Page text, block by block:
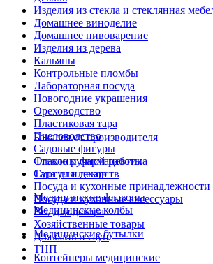
Изделия из стекла и стеклянная
Домашнее виноделие
Домашнее пивоварение
Изделия из дерева
Кальяны
Контрольные пломбы
Лабораторная посуда
Новогодние украшения
Ореховодство
Пластиковая тара
Пчеловодство
Садовые фигуры
Стекло ручной работы
Сургуч и декор
Посуда и кухонные принадлежности
Посуда и кухонные аксессуары
Все для декора
Хозяйственные товары
Для бань и саун
ТНП
Бакалея от производителя
Флаконы фармацевтика
Тара для лекарств
Медицинские флаконы
Медицинские колбы
Медицинские бутылки
Контейнеры медицинские